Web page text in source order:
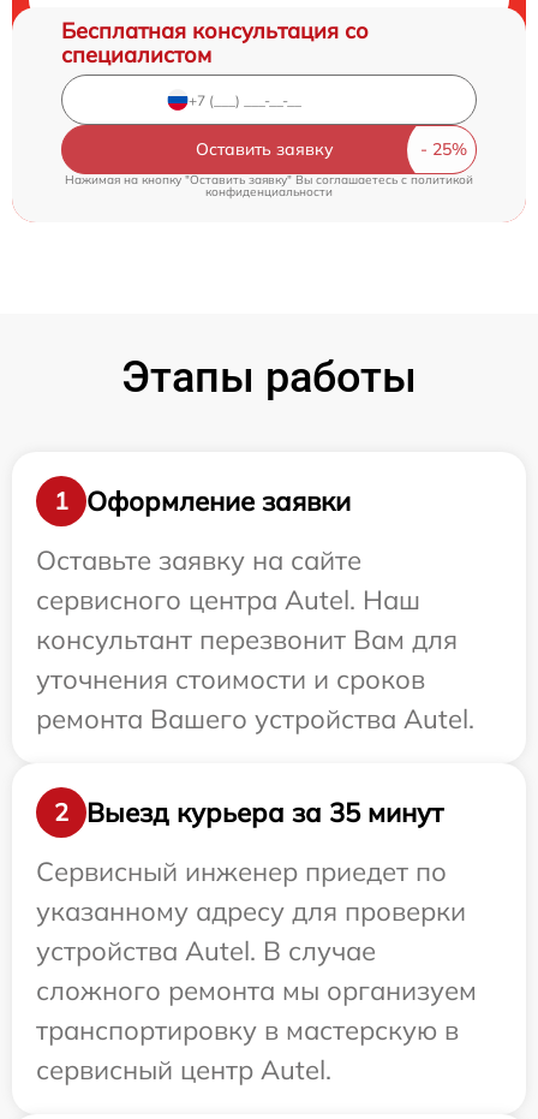
Бесплатная консультация со
специалистом
Оставить заявку
Нажимая на кнопку "Оставить заявку" Вы соглашаетесь c политикой
конфиденциальности
Этапы работы
1
Оформление заявки
Оставьте заявку на сайте
сервисного центра Autel. Наш
консультант перезвонит Вам для
уточнения стоимости и сроков
ремонта Вашего устройства Autel.
2
Выезд курьера за 35 минут
Сервисный инженер приедет по
указанному адресу для проверки
устройства Autel. В случае
сложного ремонта мы организуем
транспортировку в мастерскую в
сервисный центр Autel.